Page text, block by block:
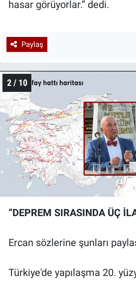
hasar görüyorlar.” dedi.
Paylaş
2 / 10
“DEPREM SIRASINDA ÜÇ
Ercan sözlerine şunları
Türkiye'de yapılaşma 20.